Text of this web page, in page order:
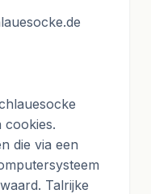
cookies.
die via een
Talrijke